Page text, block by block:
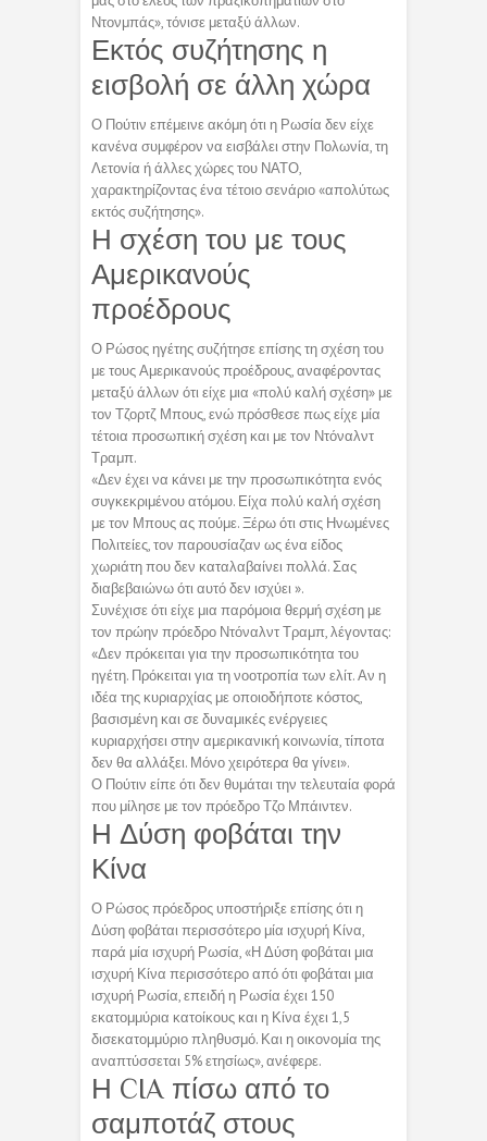
Ντονμπάς», τόνισε μεταξύ άλλων.
Εκτός συζήτησης η
εισβολή σε άλλη χώρα
Ο Πούτιν επέμεινε ακόμη ότι η Ρωσία δεν είχε
κανένα συμφέρον να εισβάλει στην Πολωνία, τη
Λετονία ή άλλες χώρες του ΝΑΤΟ,
χαρακτηρίζοντας ένα τέτοιο σενάριο «απολύτως
εκτός συζήτησης».
Η σχέση του με τους
Αμερικανούς
προέδρους
Ο Ρώσος ηγέτης συζήτησε επίσης τη σχέση του
με τους Αμερικανούς προέδρους, αναφέροντας
μεταξύ άλλων ότι είχε μια «πολύ καλή σχέση» με
τον Τζορτζ Μπους, ενώ πρόσθεσε πως είχε μία
τέτοια προσωπική σχέση και με τον Ντόναλντ
Τραμπ.
«Δεν έχει να κάνει με την προσωπικότητα ενός
συγκεκριμένου ατόμου. Είχα πολύ καλή σχέση
με τον Μπους ας πούμε. Ξέρω ότι στις Ηνωμένες
Πολιτείες, τον παρουσίαζαν ως ένα είδος
χωριάτη που δεν καταλαβαίνει πολλά. Σας
διαβεβαιώνω ότι αυτό δεν ισχύει ».
Συνέχισε ότι είχε μια παρόμοια θερμή σχέση με
τον πρώην πρόεδρο Ντόναλντ Τραμπ, λέγοντας:
«Δεν πρόκειται για την προσωπικότητα του
ηγέτη. Πρόκειται για τη νοοτροπία των ελίτ. Αν η
ιδέα της κυριαρχίας με οποιοδήποτε κόστος,
βασισμένη και σε δυναμικές ενέργειες
κυριαρχήσει στην αμερικανική κοινωνία, τίποτα
δεν θα αλλάξει. Μόνο χειρότερα θα γίνει».
Ο Πούτιν είπε ότι δεν θυμάται την τελευταία φορά
που μίλησε με τον πρόεδρο Τζο Μπάιντεν.
Η Δύση φοβάται την
Κίνα
Ο Ρώσος πρόεδρος υποστήριξε επίσης ότι η
Δύση φοβάται περισσότερο μία ισχυρή Κίνα,
παρά μία ισχυρή Ρωσία, «Η Δύση φοβάται μια
ισχυρή Κίνα περισσότερο από ότι φοβάται μια
ισχυρή Ρωσία, επειδή η Ρωσία έχει 150
εκατομμύρια κατοίκους και η Κίνα έχει 1,5
δισεκατομμύριο πληθυσμό. Και η οικονομία της
αναπτύσσεται 5% ετησίως», ανέφερε.
Η CIA πίσω από το
σαμποτάζ στους